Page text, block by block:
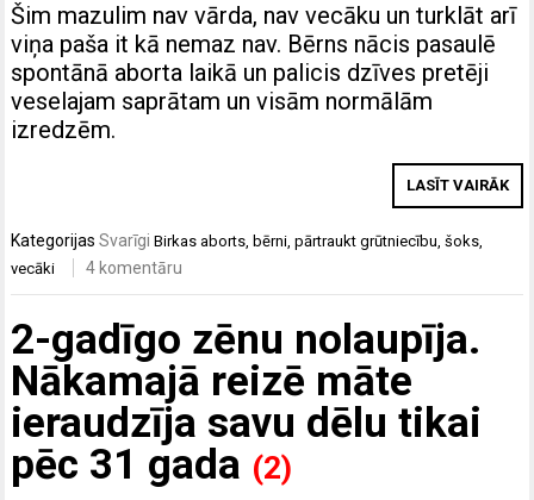
Šim mazulim nav vārda, nav vecāku un turklāt arī
viņa paša it kā nemaz nav. Bērns nācis pasaulē
spontānā aborta laikā un palicis dzīves pretēji
veselajam saprātam un visām normālām
izredzēm.
LASĪT VAIRĀK
KategorijasSvarīgi Birkasaborts, bērni,pārtraukt grūtniecību,šoks,
vecāki
4 komentāru
2-gadīgo zēnu nolaupīja.
Nākamajā reizē māte
ieraudzīja savu dēlu tikai
pēc 31 gada (2)